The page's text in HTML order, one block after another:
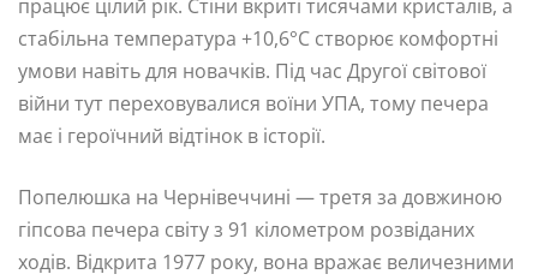
працює цілий рік. Стіни вкриті тисячами кристалів, а
стабільна температура +10,6°C створює комфортні
умови навіть для новачків. Під час Другої світової
війни тут переховувалися воїни УПА, тому печера
має і героїчний відтінок в історії.
Попелюшка на Чернівеччині — третя за довжиною
гіпсова печера світу з 91 кілометром розвіданих
ходів. Відкрита 1977 року, вона вражає величезними